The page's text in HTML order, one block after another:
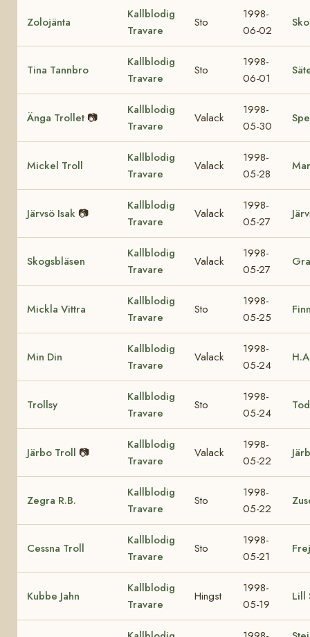
Zolojänta
Kallblodig
Travare
Sto
1998-
06-02
Tina Tannbro
Kallblodig
Travare
Sto
1998-
06-01
Änga Trollet 📷
Kallblodig
Travare
Valack
1998-
05-30
Mickel Troll
Kallblodig
Travare
Valack
1998-
05-28
Järvsö Isak 📷
Kallblodig
Travare
Valack
1998-
05-27
Skogsbläsen
Kallblodig
Travare
Valack
1998-
05-27
Mickla Vittra
Kallblodig
Travare
Sto
1998-
05-25
Min Din
Kallblodig
Travare
Valack
1998-
05-24
Trollsy
Kallblodig
Travare
Sto
1998-
05-24
Järbo Troll 📷
Kallblodig
Travare
Valack
1998-
05-22
Zegra R.B.
Kallblodig
Travare
Sto
1998-
05-22
Cessna Troll
Kallblodig
Travare
Sto
1998-
05-21
Kubbe Jahn
Kallblodig
Travare
Hingst
1998-
05-19
Lill